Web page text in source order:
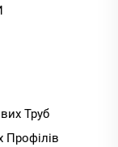
Труб
Профілів